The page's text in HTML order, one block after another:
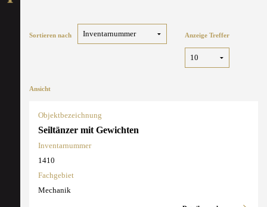
Sortieren nach Anzeige Treffer
Ansicht
Objektbezeichnung
Seiltänzer mit Gewichten
Inventarnummer
1410
Fachgebiet
Mechanik